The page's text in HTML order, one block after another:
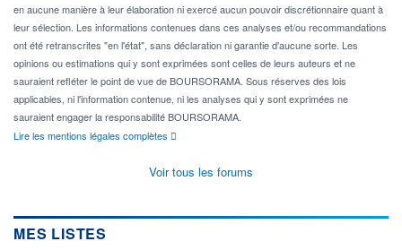
en aucune manière à leur élaboration ni exercé aucun pouvoir discrétionnaire quant à
leur sélection. Les informations contenues dans ces analyses et/ou recommandations
ont été retranscrites "en l'état", sans déclaration ni garantie d'aucune sorte. Les
opinions ou estimations qui y sont exprimées sont celles de leurs auteurs et ne
sauraient refléter le point de vue de BOURSORAMA. Sous réserves des lois
applicables, ni l'information contenue, ni les analyses qui y sont exprimées ne
sauraient engager la responsabilité BOURSORAMA.
Lire les mentions légales complètes
Voir tous les forums
MES LISTES